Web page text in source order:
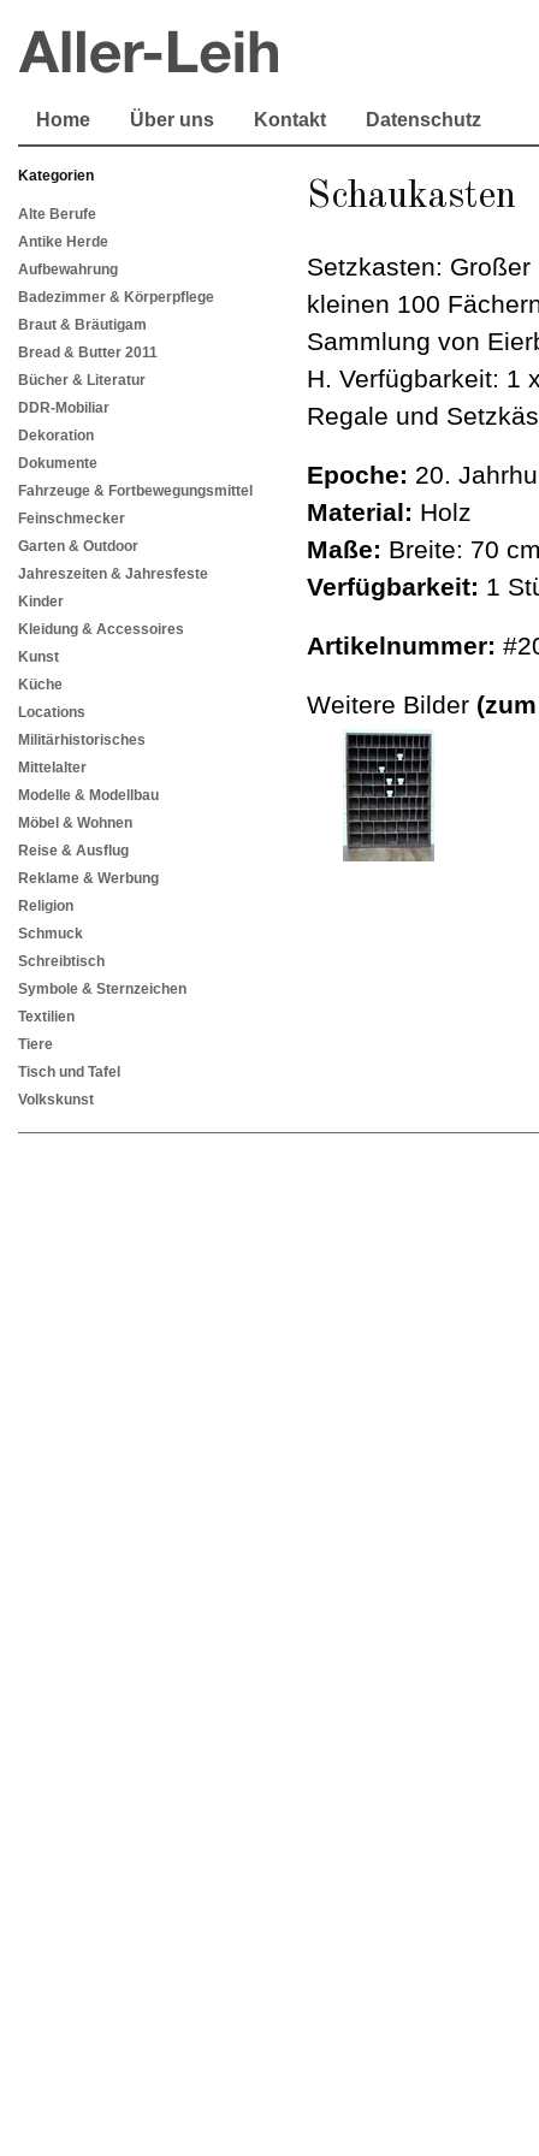
Home Über uns Kontakt Datenschutz
Kategorien
Alte Berufe
Antike Herde
Aufbewahrung
Badezimmer & Körperpflege
Braut & Bräutigam
Bread & Butter 2011
Bücher & Literatur
DDR-Mobiliar
Dekoration
Dokumente
Fahrzeuge & Fortbewegungsmittel
Feinschmecker
Garten & Outdoor
Jahreszeiten & Jahresfeste
Kinder
Kleidung & Accessoires
Kunst
Küche
Locations
Militärhistorisches
Mittelalter
Modelle & Modellbau
Möbel & Wohnen
Reise & Ausflug
Reklame & Werbung
Religion
Schmuck
Schreibtisch
Symbole & Sternzeichen
Textilien
Tiere
Tisch und Tafel
Volkskunst
Schaukasten
Setzkasten:
kleinen 100
Sammlung von
H. Verfügbarkeit: 1
Regale und
Epoche: 20.
Material: Holz
Maße: Breite: 70
Verfügbarkeit: 1
Artikelnummer:
Weitere Bilder